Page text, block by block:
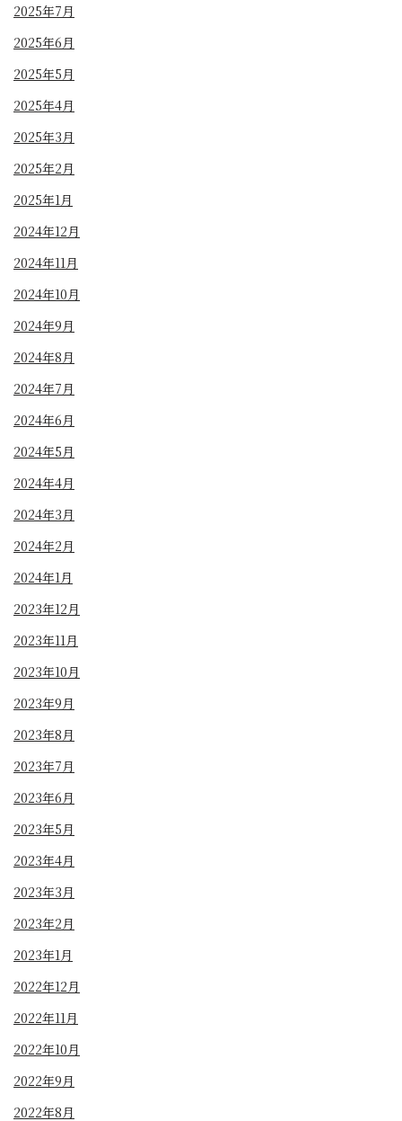
2025年7月
2025年6月
2025年5月
2025年4月
2025年3月
2025年2月
2025年1月
2024年12月
2024年11月
2024年10月
2024年9月
2024年8月
2024年7月
2024年6月
2024年5月
2024年4月
2024年3月
2024年2月
2024年1月
2023年12月
2023年11月
2023年10月
2023年9月
2023年8月
2023年7月
2023年6月
2023年5月
2023年4月
2023年3月
2023年2月
2023年1月
2022年12月
2022年11月
2022年10月
2022年9月
2022年8月